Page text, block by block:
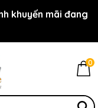
NY Audio - DJ
khuyến mãi đang
0